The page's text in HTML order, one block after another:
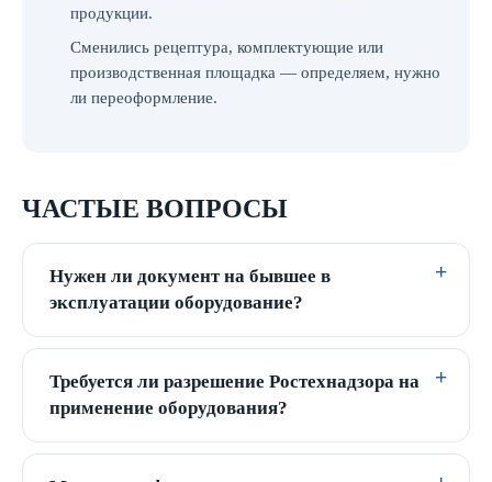
продукции.
Сменились рецептура, комплектующие или
производственная площадка — определяем, нужно
ли переоформление.
ЧАСТЫЕ ВОПРОСЫ
Нужен ли документ на бывшее в
эксплуатации оборудование?
Требуется ли разрешение Ростехнадзора на
применение оборудования?